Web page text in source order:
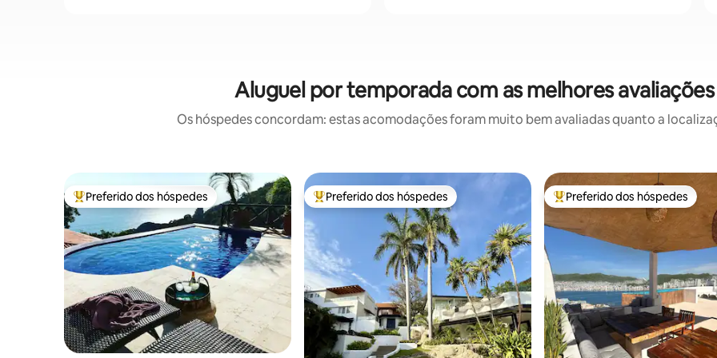
Aluguel por temporada com as melhores
Os hóspedes concordam: estas acomodações foram muito bem avaliadas quanto a
Entre os melhores preferidos dos hóspedes
Preferido dos hóspedes Entre os melhores preferidos dos hóspedes
Preferido dos hóspedes Entre os melhores preferidos
Preferido dos hóspedes